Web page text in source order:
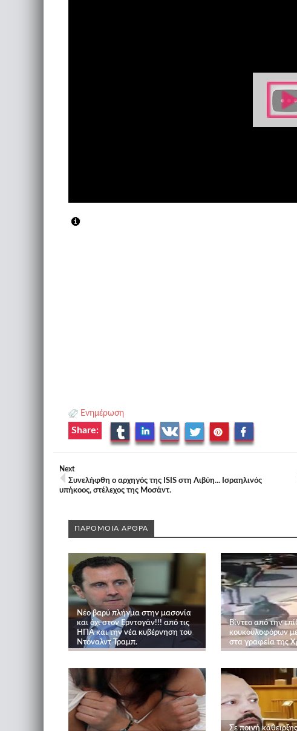
Ενημέρωση
Share:
Next
Συνελήφθη ο αρχηγός της ISIS στη Λιβύη... Ισραηλινός
υπήκοος, στέλεχος της Μοσάντ.
ΠΑΡΟΜΟΙΑ ΑΡΘΡΑ
Νέο βαρύ πλήγμα στην μασονία
και όχι στον Ερντογάν!!! από τις
ΗΠΑ και την νέα κυβέρνηση του
Ντόναλντ Τραμπ.
Βίντεο από την
κουκουλοφόρων
στα γραφεία της
Σε ποινή